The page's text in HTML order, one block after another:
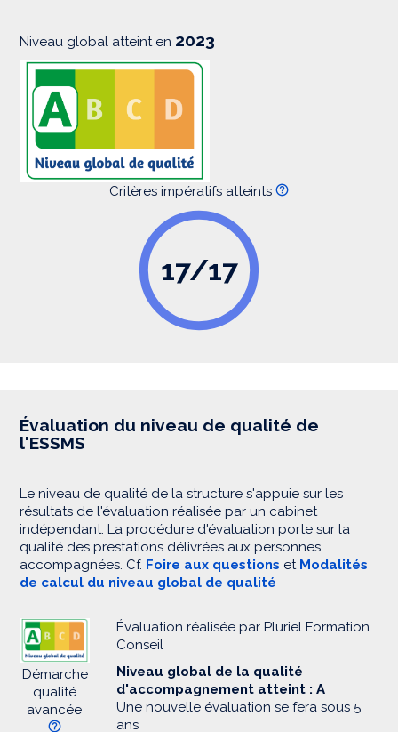
Niveau global atteint en 2023
Critères impératifs atteints
17/17
Évaluation du niveau de qualité de
l'ESSMS
Le niveau de qualité de la structure s'appuie sur les
résultats de l'évaluation réalisée par un cabinet
indépendant. La procédure d'évaluation porte sur la
qualité des prestations délivrées aux personnes
accompagnées. Cf. Foire aux questions et Modalités
de calcul du niveau global de qualité
Démarche
qualité
avancée
Évaluation réalisée par Pluriel Formation
Conseil
Niveau global de la qualité
d'accompagnement atteint : A
Une nouvelle évaluation se fera sous 5
ans